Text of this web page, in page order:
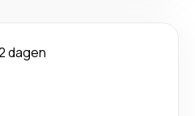
dagen